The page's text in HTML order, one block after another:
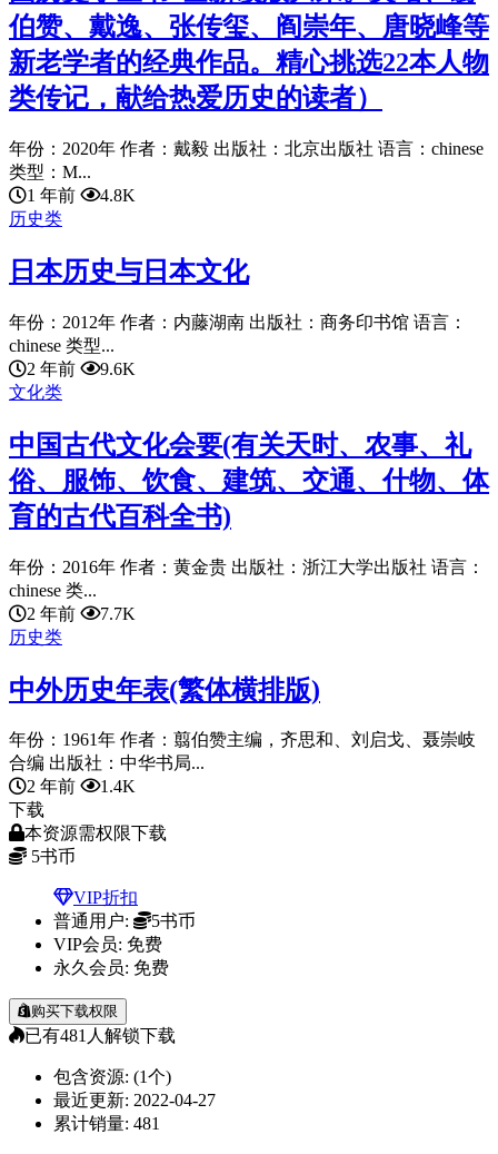
伯赞、戴逸、张传玺、阎崇年、唐晓峰等
新老学者的经典作品。精心挑选22本人物
类传记，献给热爱历史的读者）
年份：2020年 作者：戴毅 出版社：北京出版社 语言：chinese
类型：M...
1 年前
4.8K
历史类
日本历史与日本文化
年份：2012年 作者：内藤湖南 出版社：商务印书馆 语言：
chinese 类型...
2 年前
9.6K
文化类
中国古代文化会要(有关天时、农事、礼
俗、服饰、饮食、建筑、交通、什物、体
育的古代百科全书)
年份：2016年 作者：黄金贵 出版社：浙江大学出版社 语言：
chinese 类...
2 年前
7.7K
历史类
中外历史年表(繁体横排版)
年份：1961年 作者：翦伯赞主编，齐思和、刘启戈、聂崇岐
合编 出版社：中华书局...
2 年前
1.4K
下载
本资源需权限下载
5书币
VIP折扣
普通用户:
5书币
VIP会员: 免费
永久会员: 免费
购买下载权限
已有481人解锁下载
包含资源: (1个)
最近更新: 2022-04-27
累计销量: 481